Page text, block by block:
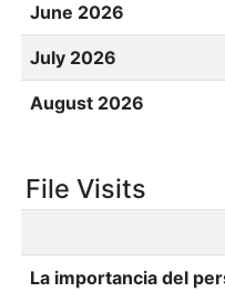
June 2026
July 2026
August 2026
File Visits
La importancia del